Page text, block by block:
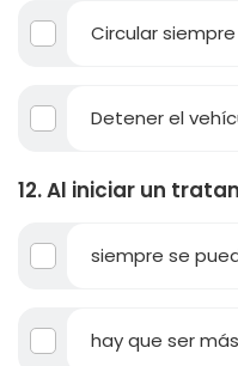
Circular
Detener el
12. Al iniciar un
siempre se
hay que ser